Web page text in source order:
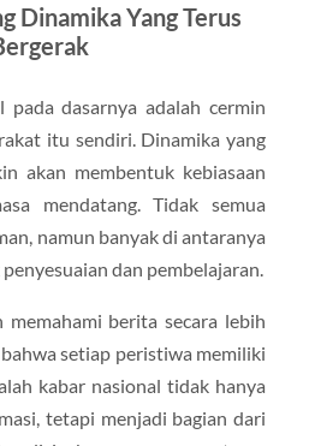
Dinamika Yang Terus
dasarnya adalah cermin
itu sendiri. Dinamika yang
akan membentuk kebiasaan
mendatang. Tidak semua
namun banyak di antaranya
dan pembelajaran.
memahami berita secara lebih
setiap peristiwa memiliki
kabar nasional tidak hanya
tetapi menjadi bagian dari